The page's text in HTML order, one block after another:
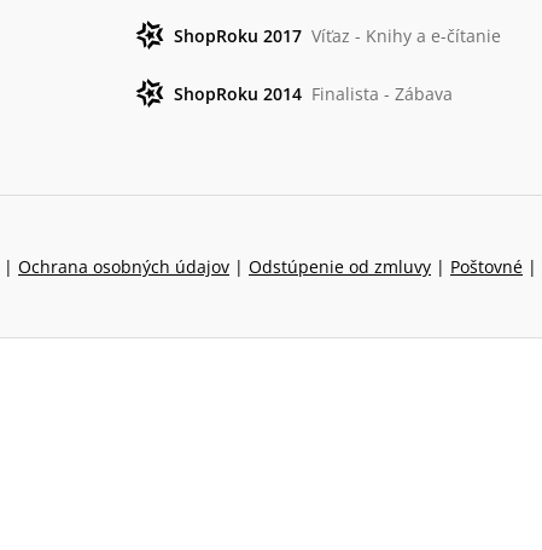
ShopRoku 2017 Víťaz - Knihy a e-čítanie
ShopRoku 2014 Finalista - Zábava
| Ochrana osobných údajov | Odstúpenie od zmluvy | Poštovné |